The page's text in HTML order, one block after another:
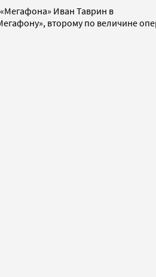
Иван Таврин в
второму по величине